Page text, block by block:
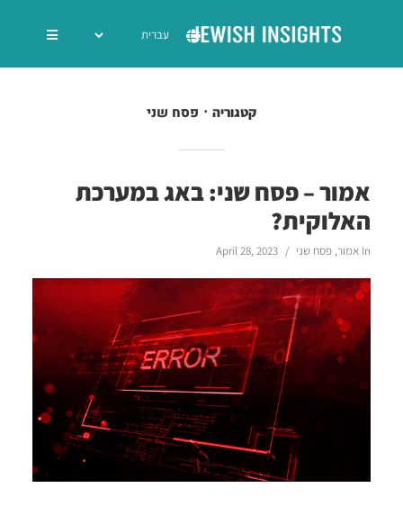
קטגוריה פסח שני
אמור – פסח שני: באג במערכת
האלוקית?
In אמור, פסח שני April 28, 2023